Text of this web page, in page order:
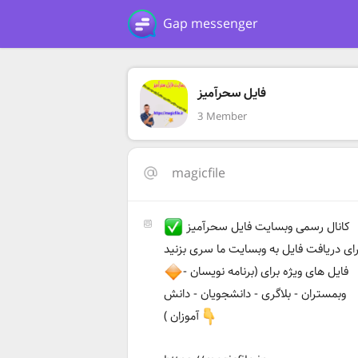
Gap messenger
فایل سحرآمیز
3 Member
magicfile
کانال رسمی وبسایت فایل سحرآمیز
دریافت فایل به وبسایت ما سری بزنید
فایل های ویژه برای (برنامه نویسان -
وبمستران - بلاگری - دانشجویان - دانش
آموزان )